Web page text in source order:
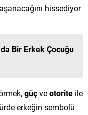
hissediyor
Bir Erkek Çocuğu
güçveotorite ile
erkeğin sembolü